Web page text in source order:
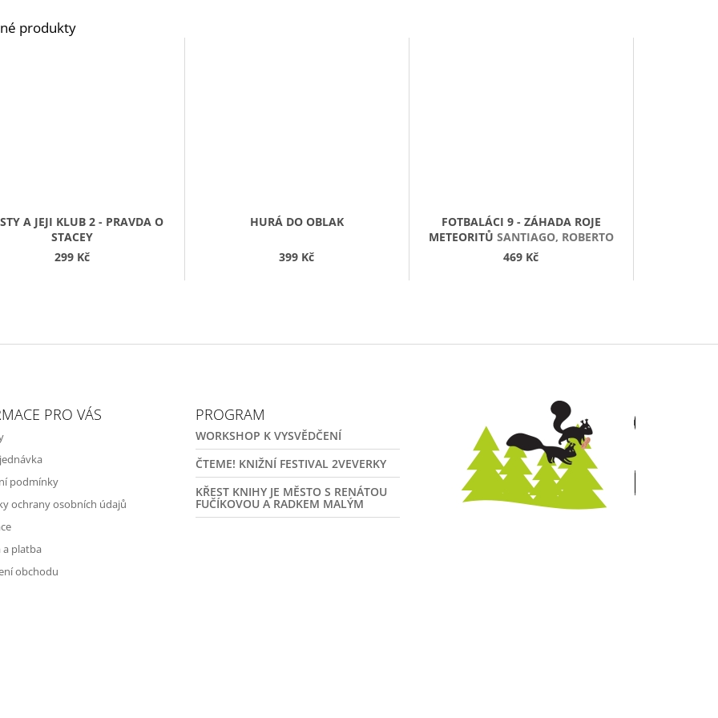
A JEJI KLUB 2 - PRAVDA O
STACEY
299 Kč
HURÁ DO OBLAK
399 Kč
FOTBALÁCI 9 - ZÁHADA ROJE
METEORITŮ SANTIAGO, ROBERTO
469 Kč
PRO VÁS
podmínky
ochrany osobních údajů
a platba
obchodu
PROGRAM
WORKSHOP K VYSVĚDČENÍ
ČTEME! KNIŽNÍ FESTIVAL 2VEVERKY
KŘEST KNIHY JE MĚSTO S RENÁTOU
FUČÍKOVOU A RADKEM MALÝM